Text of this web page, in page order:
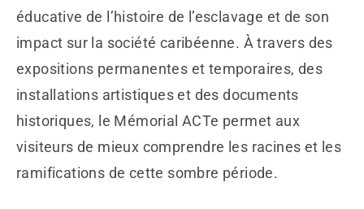
éducative de l’histoire de l’esclavage et de son
impact sur la société caribéenne. À travers des
expositions permanentes et temporaires, des
installations artistiques et des documents
historiques, le Mémorial ACTe permet aux
visiteurs de mieux comprendre les racines et les
ramifications de cette sombre période.